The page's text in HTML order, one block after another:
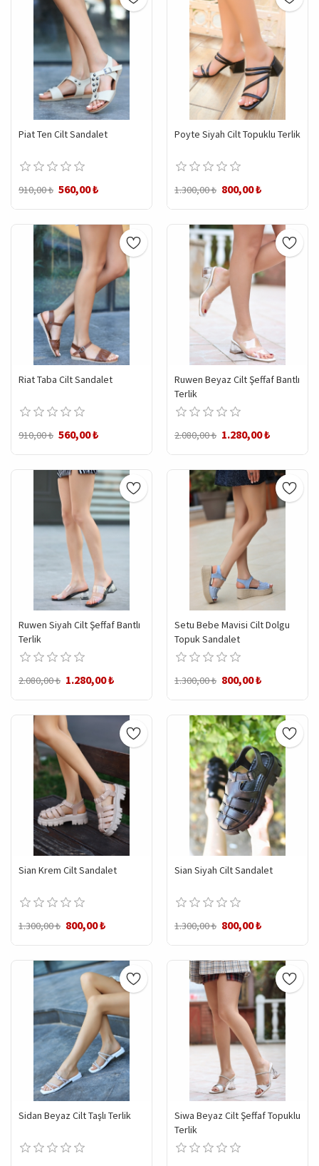
Piat Ten Cilt Sandalet
910,00 ₺ 560,00 ₺
Poyte Siyah Cilt Topuklu Terlik
1.300,00 ₺ 800,00 ₺
Riat Taba Cilt Sandalet
910,00 ₺ 560,00 ₺
Ruwen Beyaz Cilt Şeffaf Bantlı
Terlik
2.080,00 ₺ 1.280,00 ₺
Ruwen Siyah Cilt Şeffaf Bantlı
Terlik
2.080,00 ₺ 1.280,00 ₺
Setu Bebe Mavisi Cilt Dolgu
Topuk Sandalet
1.300,00 ₺ 800,00 ₺
Sian Krem Cilt Sandalet
1.300,00 ₺ 800,00 ₺
Sian Siyah Cilt Sandalet
1.300,00 ₺ 800,00 ₺
Sidan Beyaz Cilt Taşlı Terlik
Siwa Beyaz Cilt Şeffaf Topuklu
Terlik